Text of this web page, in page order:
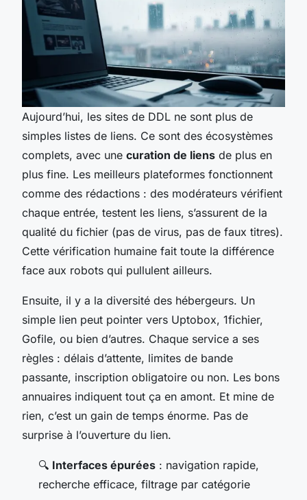
Aujourd’hui, les sites de DDL ne sont plus de
simples listes de liens. Ce sont des écosystèmes
complets, avec une curation de liens de plus en
plus fine. Les meilleurs plateformes fonctionnent
comme des rédactions : des modérateurs vérifient
chaque entrée, testent les liens, s’assurent de la
qualité du fichier (pas de virus, pas de faux titres).
Cette vérification humaine fait toute la différence
face aux robots qui pullulent ailleurs.
Ensuite, il y a la diversité des hébergeurs. Un
simple lien peut pointer vers Uptobox, 1fichier,
Gofile, ou bien d’autres. Chaque service a ses
règles : délais d’attente, limites de bande
passante, inscription obligatoire ou non. Les bons
annuaires indiquent tout ça en amont. Et mine de
rien, c’est un gain de temps énorme. Pas de
surprise à l’ouverture du lien.
🔍 Interfaces épurées : navigation rapide,
recherche efficace, filtrage par catégorie